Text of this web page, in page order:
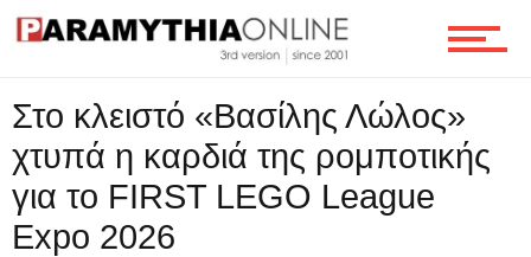
Ροή
Επικοινωνία
Στο κλειστό «Βασίλης Λώλος»
χτυπά η καρδιά της ρομποτικής
για το FIRST LEGO League
Expo 2026